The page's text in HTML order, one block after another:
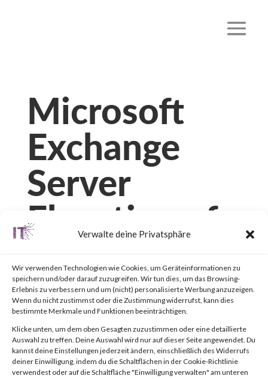
Verwalte deine Privatsphäre
Wir verwenden Technologien wie Cookies, um Geräteinformationen zu
speichern und/oder darauf zuzugreifen. Wir tun dies, um das Browsing-
Erlebnis zu verbessern und um (nicht) personalisierte Werbung anzuzeigen.
Wenn du nicht zustimmst oder die Zustimmung widerrufst, kann dies
bestimmte Merkmale und Funktionen beeinträchtigen.
Klicke unten, um dem oben Gesagten zuzustimmen oder eine detaillierte
Auswahl zu treffen. Deine Auswahl wird nur auf dieser Seite angewendet. Du
kannst deine Einstellungen jederzeit ändern, einschließlich des Widerrufs
deiner Einwilligung, indem du die Schaltflächen in der Cookie-Richtlinie
verwendest oder auf die Schaltfläche "Einwilligung verwalten" am unteren
Microsoft
Exchange
Server
Elevation of
Privilege
Vulnerability
(CVE-2024-
21410)